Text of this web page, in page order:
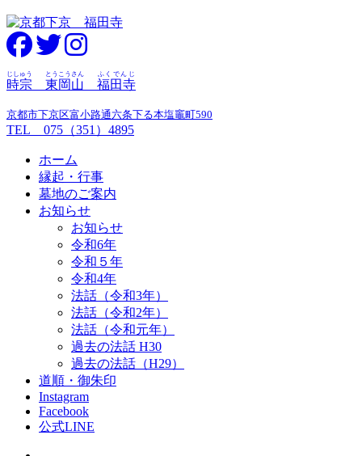
時宗
じしゅう
東岡山
とうこうさん
福田寺
ふくでんじ
京都市下京区富小路通六条下る本塩竈町590
TEL 075（351）4895
ホーム
縁起・行事
墓地のご案内
お知らせ
お知らせ
令和6年
令和５年
令和4年
法話（令和3年）
法話（令和2年）
法話（令和元年）
過去の法話 H30
過去の法話（H29）
道順・御朱印
Instagram
Facebook
公式LINE